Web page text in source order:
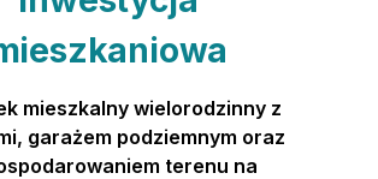
mieszkalny wielorodzinny z
garażem podziemnym oraz
terenu na